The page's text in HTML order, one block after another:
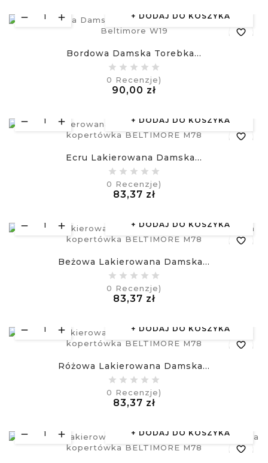
DODAJ DO KOSZYKA
favorite_border
Bordowa Damska Torebka...
0 Recenzje)
90,00 zł
DODAJ DO KOSZYKA
favorite_border
Ecru Lakierowana Damska...
0 Recenzje)
83,37 złCena
DODAJ DO KOSZYKA
favorite_border
Beżowa Lakierowana Damska...
0 Recenzje)
83,37 złCena
DODAJ DO KOSZYKA
favorite_border
Różowa Lakierowana Damska...
0 Recenzje)
83,37 złCena
DODAJ DO KOSZYKA
favorite_border